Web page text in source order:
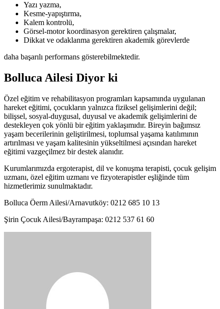
Yazı yazma,
Kesme-yapıştırma,
Kalem kontrolü,
Görsel-motor koordinasyon gerektiren çalışmalar,
Dikkat ve odaklanma gerektiren akademik görevlerde
daha başarılı performans gösterebilmektedir.
Bolluca Ailesi Diyor ki
Özel eğitim ve rehabilitasyon programları kapsamında uygulanan
hareket eğitimi, çocukların yalnızca fiziksel gelişimlerini değil;
bilişsel, sosyal-duygusal, duyusal ve akademik gelişimlerini de
destekleyen çok yönlü bir eğitim yaklaşımıdır. Bireyin bağımsız
yaşam becerilerinin geliştirilmesi, toplumsal yaşama katılımının
artırılması ve yaşam kalitesinin yükseltilmesi açısından hareket
eğitimi vazgeçilmez bir destek alanıdır.
Kurumlarımızda ergoterapist, dil ve konuşma terapisti, çocuk gelişim
uzmanı, özel eğitim uzmanı ve fizyoterapistler eşliğinde tüm
hizmetlerimiz sunulmaktadır.
Bolluca Öerm Ailesi/Arnavutköy: 0212 685 10 13
Şirin Çocuk Ailesi/Bayrampaşa: 0212 537 61 60